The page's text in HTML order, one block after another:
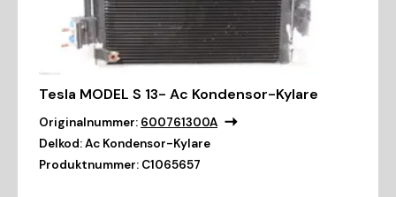
Tesla MODEL S 13- Ac Kondensor-Kylare
Originalnummer: 600761300A
Delkod:Ac Kondensor-Kylare
Produktnummer: C1065657